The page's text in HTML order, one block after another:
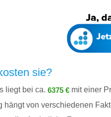
sie?
liegt bei ca. 6375 € mit einer
hängt von verschiedenen